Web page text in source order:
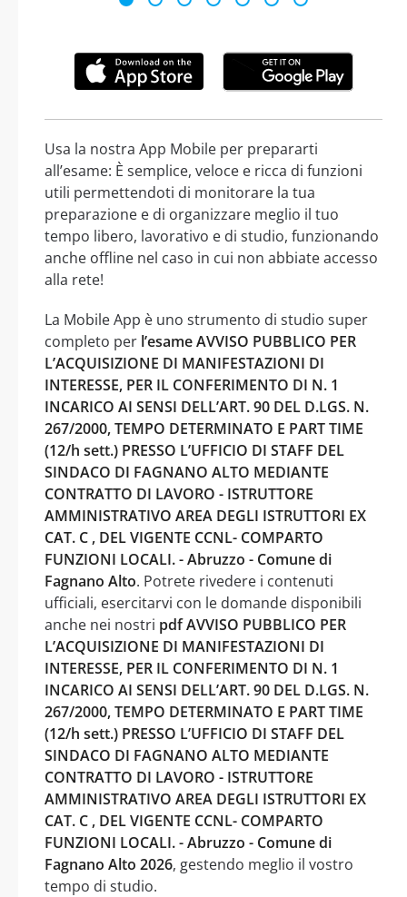
Usa la nostra App Mobile per prepararti
all’esame: È semplice, veloce e ricca di funzioni
utili permettendoti di monitorare la tua
preparazione e di organizzare meglio il tuo
tempo libero, lavorativo e di studio, funzionando
anche offline nel caso in cui non abbiate accesso
alla rete!
La Mobile App è uno strumento di studio super
completo per l’esame AVVISO PUBBLICO PER
L’ACQUISIZIONE DI MANIFESTAZIONI DI
INTERESSE, PER IL CONFERIMENTO DI N. 1
INCARICO AI SENSI DELL’ART. 90 DEL D.LGS. N.
267/2000, TEMPO DETERMINATO E PART TIME
(12/h sett.) PRESSO L’UFFICIO DI STAFF DEL
SINDACO DI FAGNANO ALTO MEDIANTE
CONTRATTO DI LAVORO - ISTRUTTORE
AMMINISTRATIVO AREA DEGLI ISTRUTTORI EX
CAT. C , DEL VIGENTE CCNL- COMPARTO
FUNZIONI LOCALI. - Abruzzo - Comune di
Fagnano Alto. Potrete rivedere i contenuti
ufficiali, esercitarvi con le domande disponibili
anche nei nostri pdf AVVISO PUBBLICO PER
L’ACQUISIZIONE DI MANIFESTAZIONI DI
INTERESSE, PER IL CONFERIMENTO DI N. 1
INCARICO AI SENSI DELL’ART. 90 DEL D.LGS. N.
267/2000, TEMPO DETERMINATO E PART TIME
(12/h sett.) PRESSO L’UFFICIO DI STAFF DEL
SINDACO DI FAGNANO ALTO MEDIANTE
CONTRATTO DI LAVORO - ISTRUTTORE
AMMINISTRATIVO AREA DEGLI ISTRUTTORI EX
CAT. C , DEL VIGENTE CCNL- COMPARTO
FUNZIONI LOCALI. - Abruzzo - Comune di
Fagnano Alto 2026, gestendo meglio il vostro
tempo di studio.